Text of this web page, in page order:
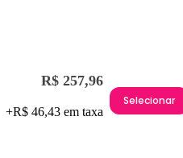
R$ 257,96
+R$ 46,43 em taxa
Selecionar